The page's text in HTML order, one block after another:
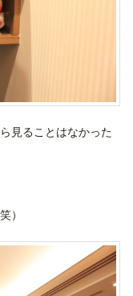
見ることはなかった
）